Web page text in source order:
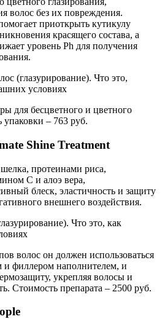
волос без их повреждения.
приоткрыть кутикулу
красящего состава, а
уровень Рh для получения
для бесцветного и цветного
упаковки – 763 руб.
Shine Treatment
протеинами риса,
C и алоэ вера,
блеск, эластичность и защиту
внешнего воздействия.
волос он должен использоваться
и филлером наполнителем, и
укрепляя волосы и
Стоимость препарата – 2500 руб.